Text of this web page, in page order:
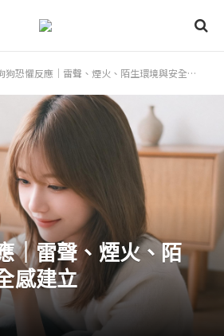
狗恐懼反應｜雷聲、煙火、陌生環境與安全感建立
｜雷聲、煙火、陌
感建立